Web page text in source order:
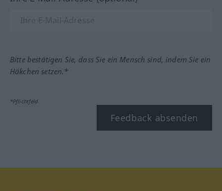
Bitte bestätigen Sie, dass Sie ein Mensch sind, indem Sie ein
Häkchen setzen.*
*Pflichtfeld
Feedback absenden